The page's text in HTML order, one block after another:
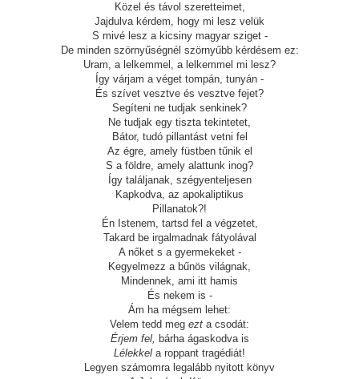
Közel és távol szeretteimet,
Jajdulva kérdem, hogy mi lesz velük
S mivé lesz a kicsiny magyar sziget -
De minden szörnyűségnél szörnyűbb kérdésem ez:
Uram, a lelkemmel, a lelkemmel mi lesz?
Így várjam a véget tompán, tunyán -
És szívet vesztve és vesztve fejet?
Segíteni ne tudjak senkinek?
Ne tudjak egy tiszta tekintetet,
Bátor, tudó pillantást vetni fel
Az égre, amely füstben tűnik el
S a földre, amely alattunk inog?
Így találjanak, szégyenteljesen
Kapkodva, az apokaliptikus
Pillanatok?!
Én Istenem, tartsd fel a végzetet,
Takard be irgalmadnak fátyolával
A nőket s a gyermekeket -
Kegyelmezz a bűnös világnak,
Mindennek, ami itt hamis
És nekem is -
Ám ha mégsem lehet:
Velem tedd meg ezt a csodát:
Érjem fel, bárha ágaskodva is
Lélekkel a roppant tragédiát!
Legyen számomra legalább nyitott könyv